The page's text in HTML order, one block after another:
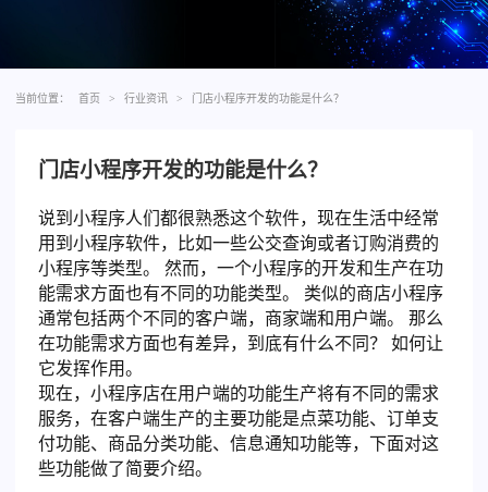
当前位置： 首页 > 行业资讯 > 门店小程序开发的功能是什么？
门店小程序开发的功能是什么？
说到小程序人们都很熟悉这个软件，现在生活中经常
用到小程序软件，比如一些公交查询或者订购消费的
小程序等类型。 然而，一个小程序的开发和生产在功
能需求方面也有不同的功能类型。 类似的商店小程序
通常包括两个不同的客户端，商家端和用户端。 那么
在功能需求方面也有差异，到底有什么不同？ 如何让
它发挥作用。
现在，小程序店在用户端的功能生产将有不同的需求
服务，在客户端生产的主要功能是点菜功能、订单支
付功能、商品分类功能、信息通知功能等，下面对这
些功能做了简要介绍。